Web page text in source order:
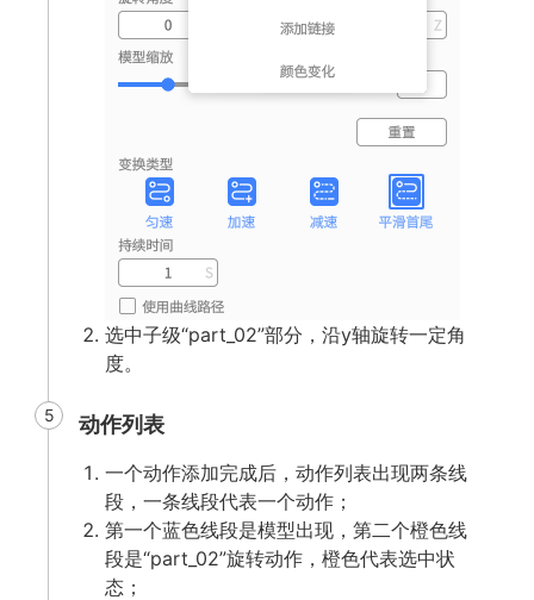
选中子级“part_02”部分，沿y轴旋转一定角
度。
5 动作列表
一个动作添加完成后，动作列表出现两条线
段，一条线段代表一个动作；
第一个蓝色线段是模型出现，第二个橙色线
段是“part_02”旋转动作，橙色代表选中状
态；